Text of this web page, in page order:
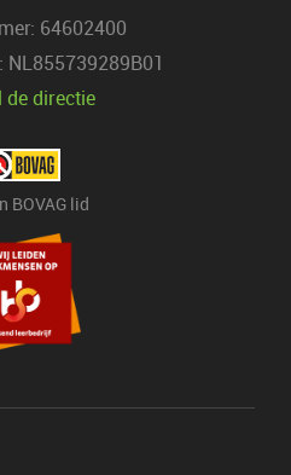
64602400
NL855739289B01
de directie
BOVAG lid